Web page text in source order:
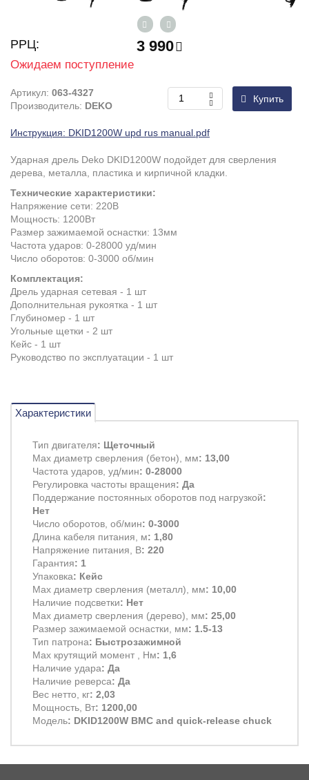
РРЦ: 3 990
Ожидаем поступление
Артикул: 063-4327
Производитель: DEKO
Купить
Инструкция: DKID1200W upd rus manual.pdf
Ударная дрель Deko DKID1200W подойдет для сверления
дерева, металла, пластика и кирпичной кладки.
Технические характеристики:
Напряжение сети: 220В
Мощность: 1200Вт
Размер зажимаемой оснастки: 13мм
Частота ударов: 0-28000 уд/мин
Число оборотов: 0-3000 об/мин
Комплектация:
Дрель ударная сетевая - 1 шт
Дополнительная рукоятка - 1 шт
Глубиномер - 1 шт
Угольные щетки - 2 шт
Кейс - 1 шт
Руководство по эксплуатации - 1 шт
Характеристики
Тип двигателя: Щеточный
Max диаметр сверления (бетон), мм: 13,00
Частота ударов, уд/мин: 0-28000
Регулировка частоты вращения: Да
Поддержание постоянных оборотов под нагрузкой:
Нет
Число оборотов, об/мин: 0-3000
Длина кабеля питания, м: 1,80
Напряжение питания, В: 220
Гарантия: 1
Упаковка: Кейс
Max диаметр сверления (металл), мм: 10,00
Наличие подсветки: Нет
Max диаметр сверления (дерево), мм: 25,00
Размер зажимаемой оснастки, мм: 1.5-13
Тип патрона: Быстрозажимной
Max крутящий момент , Нм: 1,6
Наличие удара: Да
Наличие реверса: Да
Вес нетто, кг: 2,03
Мощность, Вт: 1200,00
Модель: DKID1200W BMC and quick-release chuck